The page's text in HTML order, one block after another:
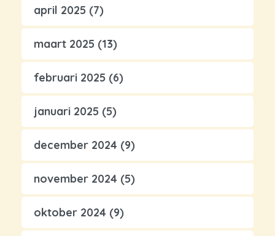
april 2025 (7)
maart 2025 (13)
februari 2025 (6)
januari 2025 (5)
december 2024 (9)
november 2024 (5)
oktober 2024 (9)